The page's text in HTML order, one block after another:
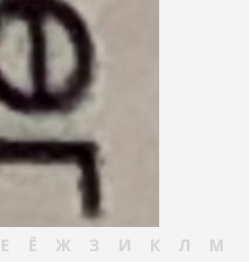
Е Ё Ж З И К Л
М